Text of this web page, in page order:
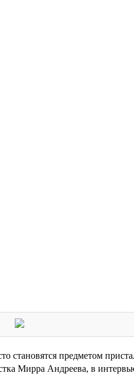
предметом
Мирра Андреева, в